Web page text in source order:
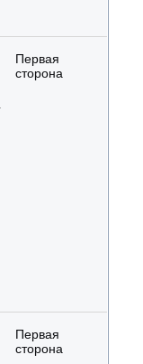
Первая
сторона
Первая
сторона